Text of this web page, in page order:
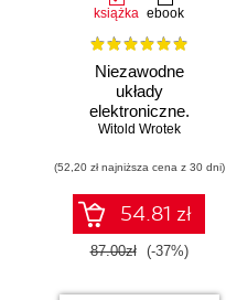
książka ebook
Niezawodne
układy
elektroniczne.
Podręcznik
Witold Wrotek
(52,20 zł najniższa cena z 30 dni)
54.81 zł
87.00zł (-37%)